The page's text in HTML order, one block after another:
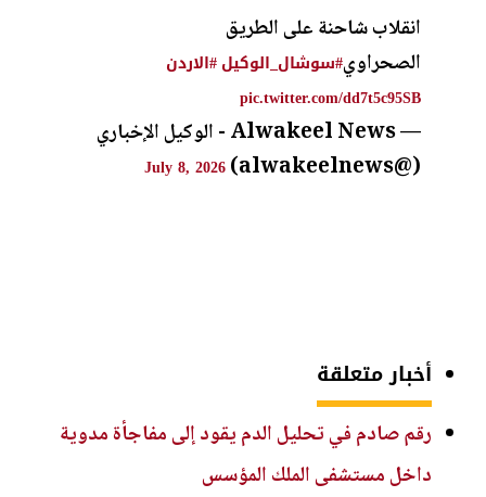
انقلاب شاحنة على الطريق
الصحراوي#سوشال_الوكيل#الاردن
pic.twitter.com/dd7t5c95SB
— Alwakeel News - الوكيل الإخباري
(@alwakeelnews)
July 8, 2026
أخبار متعلقة
رقم صادم في تحليل الدم يقود إلى مفاجأة مدوية
داخل مستشفى الملك المؤسس